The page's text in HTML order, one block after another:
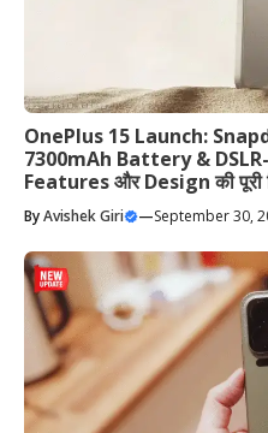
OnePlus 15 Launch:
7300mAh Battery &
Features और Design की पूरी
ByAvishek Giri —September 30,